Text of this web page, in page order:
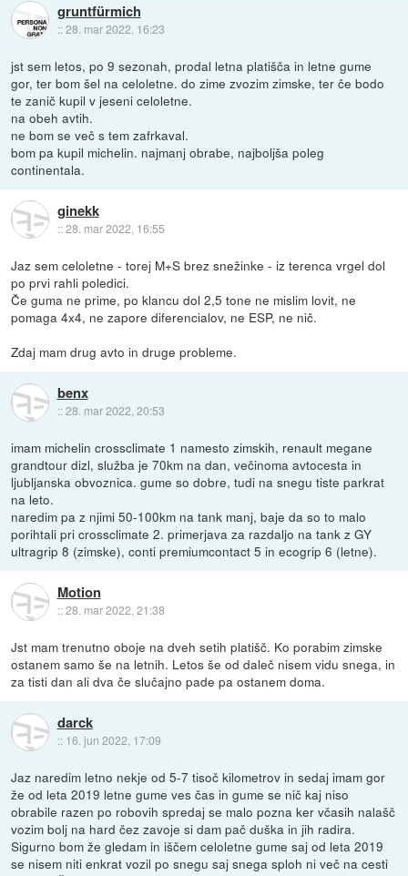
gruntfürmich
::28. mar 2022, 16:23
jst sem letos, po 9 sezonah, prodal letna platišča in letne gume
gor, ter bom šel na celoletne. do zime zvozim zimske, ter če bodo
te zanič kupil v jeseni celoletne.
na obeh avtih.
ne bom se več s tem zafrkaval.
bom pa kupil michelin. najmanj obrabe, najboljša poleg
continentala.
ginekk
::28. mar 2022, 16:55
Jaz sem celoletne - torej M+S brez snežinke - iz terenca vrgel dol
po prvi rahli poledici.
Če guma ne prime, po klancu dol 2,5 tone ne mislim lovit, ne
pomaga 4x4, ne zapore diferencialov, ne ESP, ne nič.
Zdaj mam drug avto in druge probleme.
benx
::28. mar 2022, 20:53
imam michelin crossclimate 1 namesto zimskih, renault megane
grandtour dizl, služba je 70km na dan, večinoma avtocesta in
ljubljanska obvoznica. gume so dobre, tudi na snegu tiste parkrat
na leto.
naredim pa z njimi 50-100km na tank manj, baje da so to malo
porihtali pri crossclimate 2. primerjava za razdaljo na tank z GY
ultragrip 8 (zimske), conti premiumcontact 5 in ecogrip 6 (letne).
Motion
::28. mar 2022, 21:38
Jst mam trenutno oboje na dveh setih platišč. Ko porabim zimske
ostanem samo še na letnih. Letos še od daleč nisem vidu snega, in
za tisti dan ali dva če slučajno pade pa ostanem doma.
darck
:: 16. jun 2022, 17:09
Jaz naredim letno nekje od 5-7 tisoč kilometrov in sedaj imam gor
že od leta 2019 letne gume ves čas in gume se nič kaj niso
obrabile razen po robovih spredaj se malo pozna ker včasih nalašč
vozim bolj na hard čez zavoje si dam pač duška in jih radira.
Sigurno bom že gledam in iščem celoletne gume saj od leta 2019
se nisem niti enkrat vozil po snegu saj snega sploh ni več na cesti